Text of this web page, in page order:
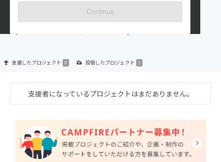
Continue
出身国：日本 出身地：島根県
支援したプロジェクト 0 投稿したプロジェクト 1
支援者になっているプロジェクトはまだありません。